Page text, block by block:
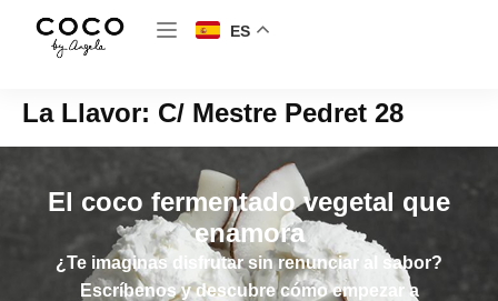
ES
La Llavor: C/ Mestre Pedret 28
El coco fermentado vegetal que
enamora
¿Te imaginas disfrutar sin renunciar al sabor?
Escríbenos y descubre cómo empezar a